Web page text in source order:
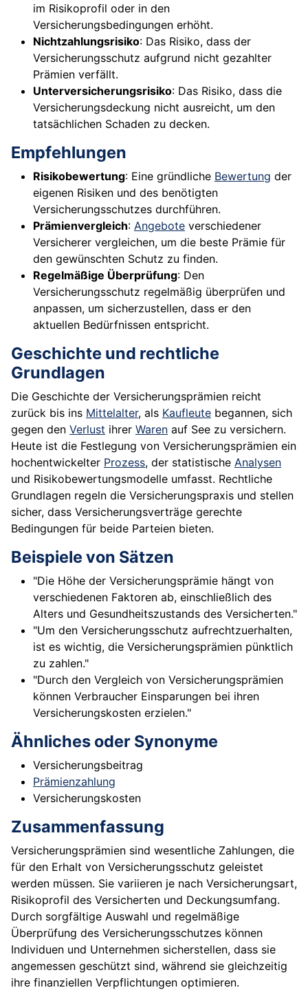
im Risikoprofil oder in den
Versicherungsbedingungen erhöht.
Nichtzahlungsrisiko: Das Risiko, dass der
Versicherungsschutz aufgrund nicht gezahlter
Prämien verfällt.
Unterversicherungsrisiko: Das Risiko, dass die
Versicherungsdeckung nicht ausreicht, um den
tatsächlichen Schaden zu decken.
Empfehlungen
Risikobewertung: Eine gründliche Bewertung der
eigenen Risiken und des benötigten
Versicherungsschutzes durchführen.
Prämienvergleich: Angebote verschiedener
Versicherer vergleichen, um die beste Prämie für
den gewünschten Schutz zu finden.
Regelmäßige Überprüfung: Den
Versicherungsschutz regelmäßig überprüfen und
anpassen, um sicherzustellen, dass er den
aktuellen Bedürfnissen entspricht.
Geschichte und rechtliche
Grundlagen
Die Geschichte der Versicherungsprämien reicht
zurück bis ins Mittelalter, als Kaufleute begannen, sich
gegen den Verlust ihrer Waren auf See zu versichern.
Heute ist die Festlegung von Versicherungsprämien ein
hochentwickelter Prozess, der statistische Analysen
und Risikobewertungsmodelle umfasst. Rechtliche
Grundlagen regeln die Versicherungspraxis und stellen
sicher, dass Versicherungsverträge gerechte
Bedingungen für beide Parteien bieten.
Beispiele von Sätzen
"Die Höhe der Versicherungsprämie hängt von
verschiedenen Faktoren ab, einschließlich des
Alters und Gesundheitszustands des Versicherten."
"Um den Versicherungsschutz aufrechtzuerhalten,
ist es wichtig, die Versicherungsprämien pünktlich
zu zahlen."
"Durch den Vergleich von Versicherungsprämien
können Verbraucher Einsparungen bei ihren
Versicherungskosten erzielen."
Ähnliches oder Synonyme
Versicherungsbeitrag
Prämienzahlung
Versicherungskosten
Zusammenfassung
Versicherungsprämien sind wesentliche Zahlungen, die
für den Erhalt von Versicherungsschutz geleistet
werden müssen. Sie variieren je nach Versicherungsart,
Risikoprofil des Versicherten und Deckungsumfang.
Durch sorgfältige Auswahl und regelmäßige
Überprüfung des Versicherungsschutzes können
Individuen und Unternehmen sicherstellen, dass sie
angemessen geschützt sind, während sie gleichzeitig
ihre finanziellen Verpflichtungen optimieren.